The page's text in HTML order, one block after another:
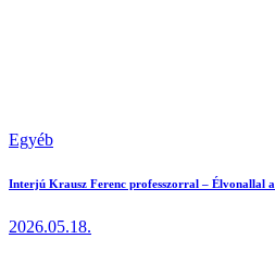
Egyéb
Interjú Krausz Ferenc professzorral – Élvonallal
2026.05.18.